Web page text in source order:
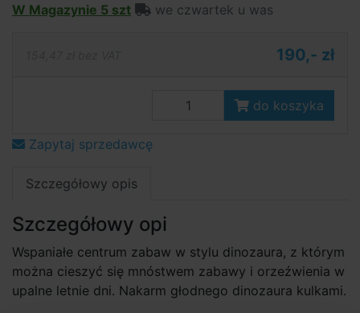
W Magazynie 5 szt
we czwartek u was
190,- zł
do koszyka
Zapytaj sprzedawcę
Szczegółowy opis
Szczegółowy opi
Wspaniałe centrum zabaw w stylu dinozaura, z którym
można cieszyć się mnóstwem zabawy i orzeźwienia w
upalne letnie dni. Nakarm głodnego dinozaura kulkami.